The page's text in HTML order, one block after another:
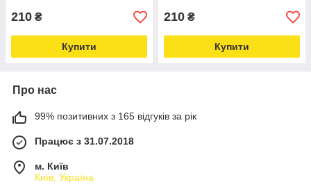
210 ₴
Купити
210 ₴
Купити
Про нас
99% позитивних з 165 відгуків за рік
Працює з 31.07.2018
м. Київ
Київ, Україна